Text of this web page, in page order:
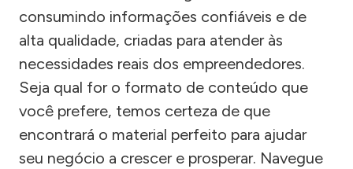
consumindo informações confiáveis e de
alta qualidade, criadas para atender às
necessidades reais dos empreendedores.
Seja qual for o formato de conteúdo que
você prefere, temos certeza de que
encontrará o material perfeito para ajudar
seu negócio a crescer e prosperar. Navegue